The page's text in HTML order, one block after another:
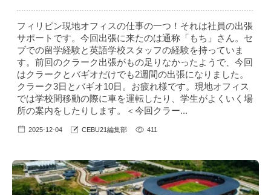
フィリピン現地オフィスの仕事の一つ！それは社員の出張
サポートです。今回出張に来たのは通称「もち」さん。セ
ブでの留学経験と英語学校スタッフの経験を持っていま
す。前回のクラーク出張がもの足りなかったようで、今回
はクラークとバギオだけでも2週間の出張になりました。
クラーク3日とバギオ10日。お疲れ様です。現地オフィス
では学校間移動の際に車を運転したり、学生がよくいく場
所の案内をしたりします。＜今回クラー...
2025-12-04 CEBU21編集部 411